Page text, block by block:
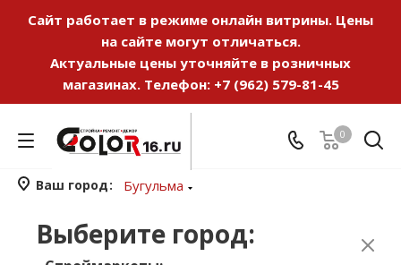
Сайт работает в режиме онлайн витрины. Цены
на сайте могут отличаться.
Актуальные цены уточняйте в розничных
магазинах. Телефон: +7 (962) 579-81-45
0
Ваш город Бугульма
Выберите город: